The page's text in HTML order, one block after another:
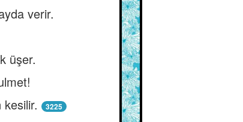
verir.
üşer.
3225